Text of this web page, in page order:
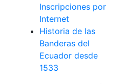
Inscripciones por
Internet
Historia de las
Banderas del
Ecuador desde
1533